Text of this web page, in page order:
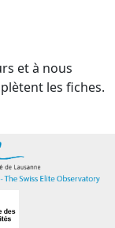
et à nous
les fiches.